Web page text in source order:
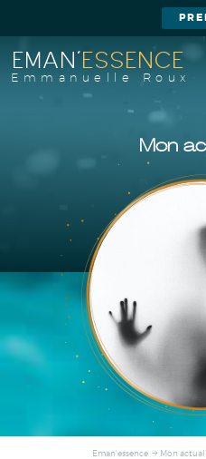
Mon
EMAN'ESSENCE
Emmanuelle Roux
Eman'essence Mon